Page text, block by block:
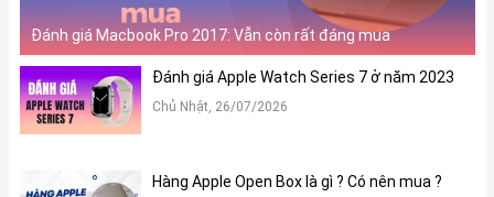
Đánh giá Macbook Pro 2017: Vẫn còn rất đáng mua
Đánh giá Apple Watch Series 7 ở năm 2023
Chủ Nhật, 26/07/2026
Hàng Apple Open Box là gì ? Có nên mua ?